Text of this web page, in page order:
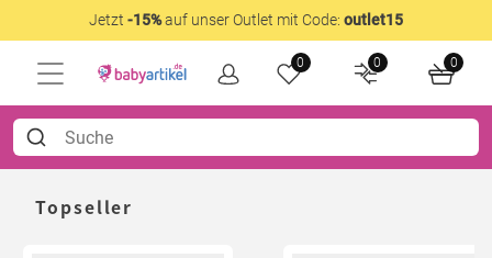
Jetzt -15%auf unser Outlet mit Code: outlet15
0 0 0
Topseller